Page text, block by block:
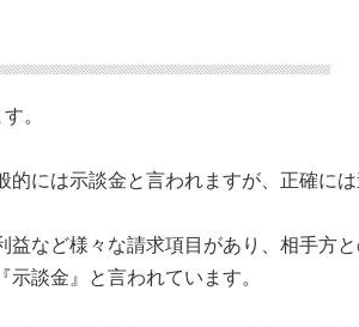
。
には示談金と言われますが、正確に
など様々な請求項目があり、相手方
談金』と言われています。